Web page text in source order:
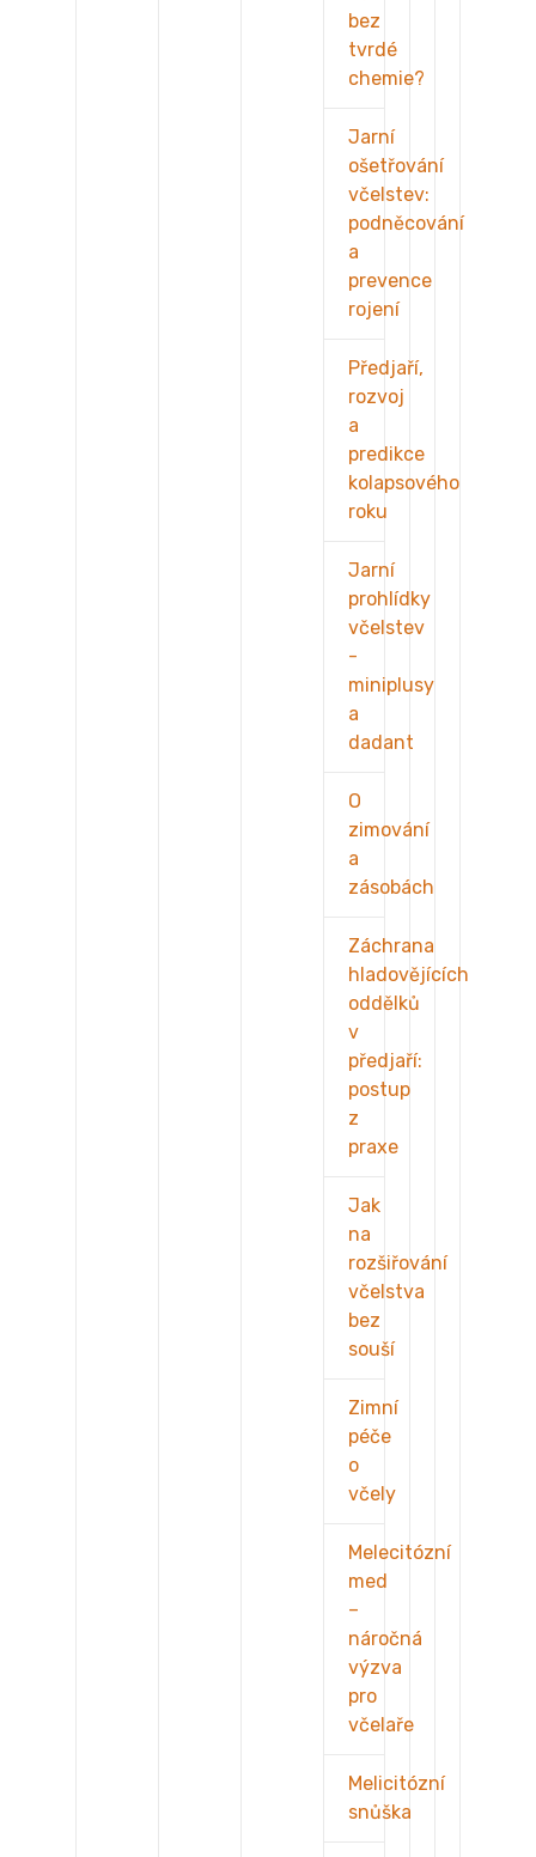
bez
tvrdé
chemie?
Jarní
ošetřování
včelstev:
podněcování
a
prevence
rojení
Předjaří,
rozvoj
a
predikce
kolapsového
roku
Jarní
prohlídky
včelstev
-
miniplusy
a
dadant
O
zimování
a
zásobách
Záchrana
hladovějících
oddělků
v
předjaří:
postup
z
praxe
Jak
na
rozšiřování
včelstva
bez
souší
Zimní
péče
o
včely
Melecitózní
med
–
náročná
výzva
pro
včelaře
Melicitózní
snůška